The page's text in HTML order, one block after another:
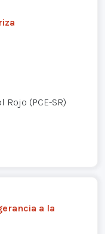
(PCE-SR)
a la